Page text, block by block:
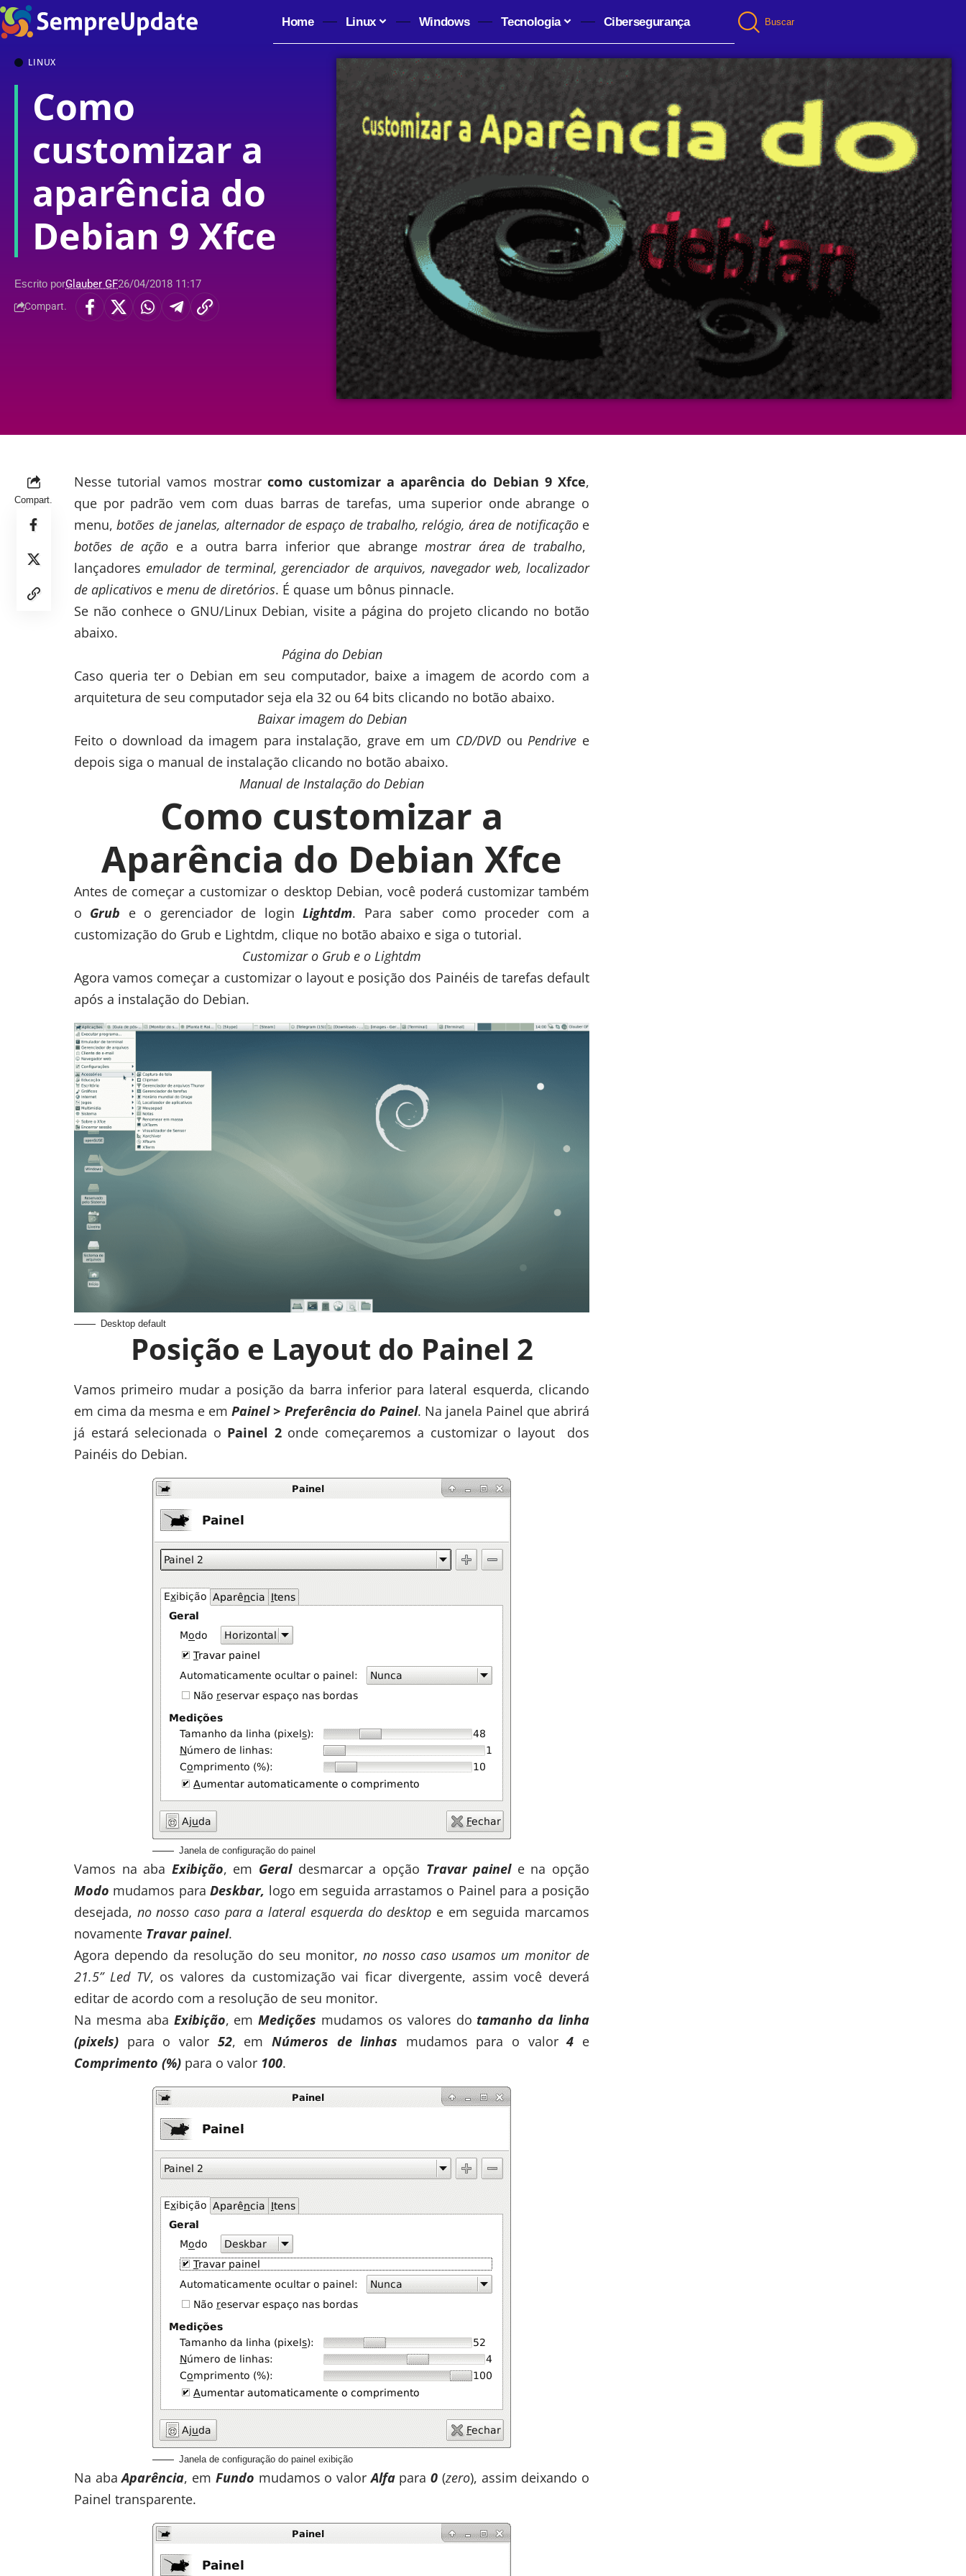
Home Linux Windows Tecnologia Cibersegurança Buscar
LINUX
Como
customizar a
aparência do
Debian 9 Xfce
Escrito porGlauber GF26/04/2018 11:17
Compart.
Compart.
Nesse tutorial vamos mostrar como customizar a aparência do Debian 9 Xfce,
que por padrão vem com duas barras de tarefas, uma superior onde abrange o
menu,botões de janelas, alternador de espaço de trabalho, relógio, área de notificação e
botões de ação e a outra barra inferior que abrange mostrar área de trabalho,
lançadores emulador de terminal, gerenciador de arquivos, navegador web, localizador
de aplicativos e menu de diretórios. É quase um bônus pinnacle.
Se não conhece o GNU/Linux Debian, visite a página do projeto clicando no botão
abaixo.
Página do Debian
Caso queria ter o Debian em seu computador, baixe a imagem de acordo com a
arquitetura de seu computador seja ela 32 ou 64 bits clicando no botão abaixo.
Baixar imagem do Debian
Feito o download da imagem para instalação, grave em um CD/DVD ou Pendrive e
depois siga o manual de instalação clicando no botão abaixo.
Manual de Instalação do Debian
Como customizar a
Aparência do Debian Xfce
Antes de começar a customizar o desktop Debian, você poderá customizar também
o Grub e o gerenciador de loginLightdm. Para saber como proceder com a
customização do Grub e Lightdm, clique no botão abaixo e siga o tutorial.
Customizar o Grub e o Lightdm
Agora vamos começar a customizar o layout e posição dos Painéis de tarefas default
após a instalação do Debian.
Desktop default
Posição e Layout do Painel 2
Vamos primeiro mudar a posição da barra inferior para lateral esquerda, clicando
em cima da mesma e emPainel > Preferência do Painel. Na janela Painel que abrirá
já estará selecionada o Painel 2onde começaremos a customizar o layout dos
Painéis do Debian.
Janela de configuração do painel
Vamos na aba Exibição, em Geraldesmarcar a opção Travar painele na opção
Modo mudamos paraDeskbar, logo em seguida arrastamos o Painel para a posição
desejada, no nosso caso para a lateral esquerda do desktop e em seguida marcamos
novamente Travar painel.
Agora dependo da resolução do seu monitor, no nosso caso usamos um monitor de
21.5” Led TV, os valores da customização vai ficar divergente, assim você deverá
editar de acordo com a resolução de seu monitor.
Na mesma aba Exibição, emMedições mudamos os valores do tamanho da linha
(pixels) para o valor 52, em Números de linhas mudamos para o valor4 e
Comprimento (%) para o valor 100.
Janela de configuração do painel exibição
Na abaAparência, em Fundo mudamos o valorAlfapara0 (zero), assim deixando o
Painel transparente.